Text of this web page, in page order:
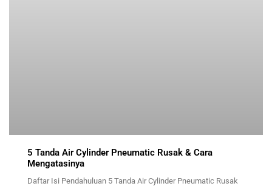
5 Tanda Air Cylinder Pneumatic Rusak & Cara
Mengatasinya
Daftar Isi Pendahuluan 5 Tanda Air Cylinder Pneumatic Rusak